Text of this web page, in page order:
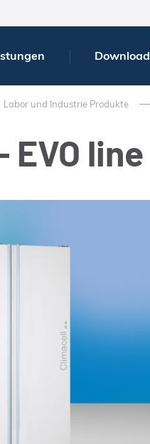
Download
Labor und Industrie Produkte
EVO line